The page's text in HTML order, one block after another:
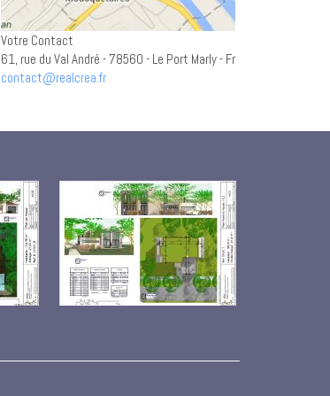
Votre Contact
61, rue du Val André - 78560 - Le Port Marly - Fr
contact@realcrea.fr